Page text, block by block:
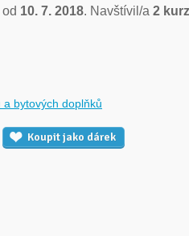
10. 7. 2018. Navštívil/a 2
bytových doplňků
Koupit jako dárek